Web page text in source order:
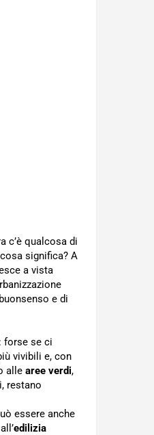
c’è qualcosa di
significa? A
a vista
e di
forse se ci
vivibili e, con
alle aree verdi,
restano
essere anche
edilizia